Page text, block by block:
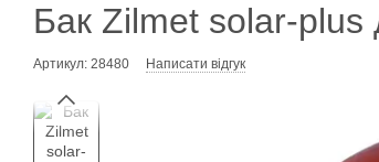
Бак Zilmet solar-plus
Артикул: 28480 Написати відгук